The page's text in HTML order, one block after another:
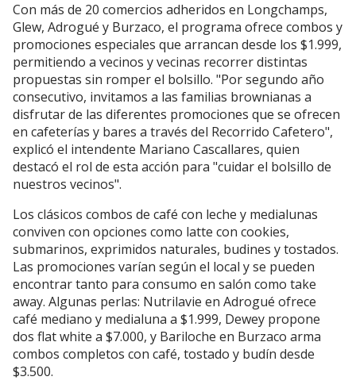
Con más de 20 comercios adheridos en Longchamps,
Glew, Adrogué y Burzaco, el programa ofrece combos y
promociones especiales que arrancan desde los $1.999,
permitiendo a vecinos y vecinas recorrer distintas
propuestas sin romper el bolsillo. "Por segundo año
consecutivo, invitamos a las familias brownianas a
disfrutar de las diferentes promociones que se ofrecen
en cafeterías y bares a través del Recorrido Cafetero",
explicó el intendente Mariano Cascallares, quien
destacó el rol de esta acción para "cuidar el bolsillo de
nuestros vecinos".
Los clásicos combos de café con leche y medialunas
conviven con opciones como latte con cookies,
submarinos, exprimidos naturales, budines y tostados.
Las promociones varían según el local y se pueden
encontrar tanto para consumo en salón como take
away. Algunas perlas: Nutrilavie en Adrogué ofrece
café mediano y medialuna a $1.999, Dewey propone
dos flat white a $7.000, y Bariloche en Burzaco arma
combos completos con café, tostado y budín desde
$3.500.